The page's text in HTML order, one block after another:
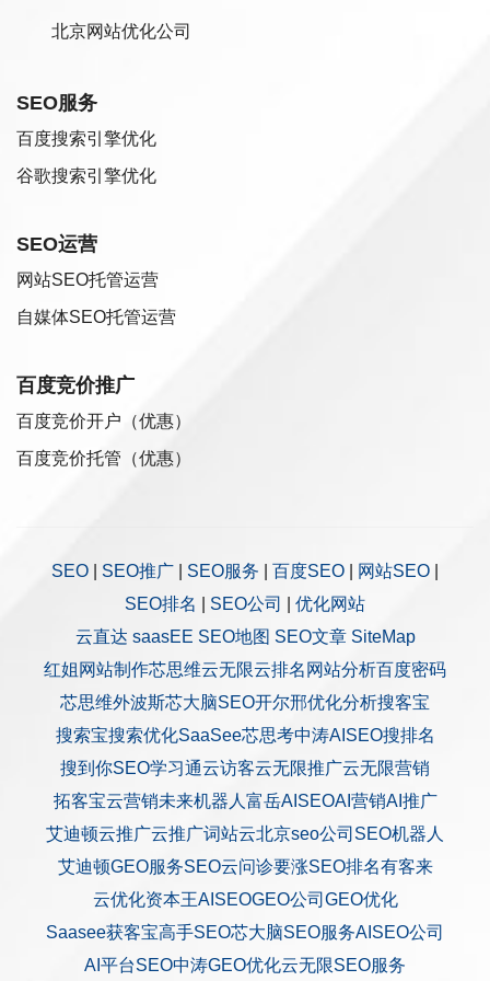
北京网站优化公司
SEO服务
百度搜索引擎优化
谷歌搜索引擎优化
SEO运营
网站SEO托管运营
自媒体SEO托管运营
百度竞价推广
百度竞价开户（优惠）
百度竞价托管（优惠）
SEO SEO推广 SEO服务 百度SEO 网站SEO
SEO排名
SEO公司
优化网站
云直达 saasEE SEO地图 SEO文章 SiteMap
红姐网站制作芯思维云无限云排名 网站分析百度密码
芯思维外波斯芯大脑SEO开尔邢优化分析搜客宝
搜索宝搜索优化SaaSee芯思考中涛AISEO搜排名
搜到你SEO学习通云访客云无限推广云无限营销
拓客宝云营销未来机器人 富岳AISEOAI营销AI推广
艾迪顿云推广云推广词站云北京seo公司 SEO机器人
艾迪顿GEO服务SEO云问诊要涨SEO排名有客来
云优化资本王AISEOGEO公司 GEO优化
Saasee获客宝高手SEO芯大脑SEO服务AISEO公司
AI平台SEO中涛GEO优化云无限SEO服务